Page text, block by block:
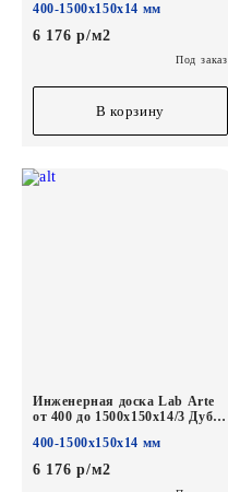
400-1500х150х14 мм
6 176 р/м2
Под заказ
В корзину
Инженерная доска Lab Arte
от 400 до 1500х150х14/3 Дуб
400-1500х150х14 мм
6 176 р/м2